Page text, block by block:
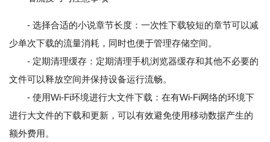
- 选择合适的小说章节长度：一次性下载较短的章节可以减
少单次下载的流量消耗，同时也便于管理存储空间。
- 定期清理缓存：定期清理手机浏览器缓存和其他不必要的
文件可以释放空间并保持设备运行流畅。
- 使用Wi-Fi环境进行大文件下载：在有Wi-Fi网络的环境下
进行大文件的下载和更新，可以有效避免使用移动数据产生的
额外费用。